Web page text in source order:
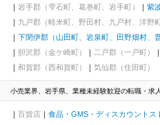
岩手郡（雫石町、葛巻町、岩手町）
紫
九戸郡（軽米町、野田村、九戸村、洋野町
下閉伊郡（山田町、岩泉町、田野畑村、
胆沢郡（金ケ崎町）
二戸郡（一戸町）
和賀郡（西和賀町）
気仙郡（住田町）
小売業界、岩手県、業種未経験歓迎の転職・求
百貨店 食品・GMS・ディスカウントス